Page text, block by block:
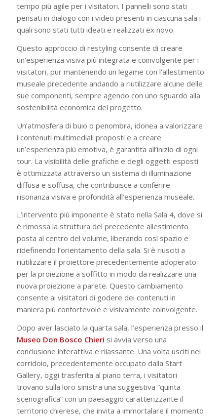
tempo più agile per i visitatori. I pannelli sono stati
pensati in dialogo con i video presenti in ciascuna sala i
quali sono stati tutti ideati e realizzati ex novo.
Questo approccio di restyling consente di creare
un’esperienza visiva più integrata e coinvolgente per i
visitatori, pur mantenendo un legame con l’allestimento
museale precedente andando a riutilizzare alcune delle
sue componenti, sempre agendo con uno sguardo alla
sostenibilità economica del progetto.
Un’atmosfera di buio o penombra, idonea a valorizzare
i contenuti multimediali proposti e a creare
un’esperienza più emotiva, è garantita all’inizio di ogni
tour. La visibilità delle grafiche e degli oggetti esposti
è ottimizzata attraverso un sistema di illuminazione
diffusa e soffusa, che contribuisce a conferire
risonanza visiva e profondità all’esperienza museale.
L’intervento più imponente è stato nella Sala 4, dove si
è rimossa la struttura del precedente allestimento
posta al centro del volume, liberando così spazio e
ridefinendo l’orientamento della sala. Si è riusciti a
riutilizzare il proiettore precedentemente adoperato
per la proiezione a soffitto in modo da realizzare una
nuova proiezione a parete. Questo cambiamento
consente ai visitatori di godere dei contenuti in
maniera più confortevole e visivamente coinvolgente.
Dopo aver lasciato la quarta sala, l’esperienza presso il
Museo Don Bosco Chieri si avvia verso una
conclusione interattiva e rilassante. Una volta usciti nel
corridoio, precedentemente occupato dalla Start
Gallery, oggi trasferita al piano terra, i visitatori
trovano sulla loro sinistra una suggestiva “quinta
scenografica” con un paesaggio caratterizzante il
territorio chierese, che invita a immortalare il momento